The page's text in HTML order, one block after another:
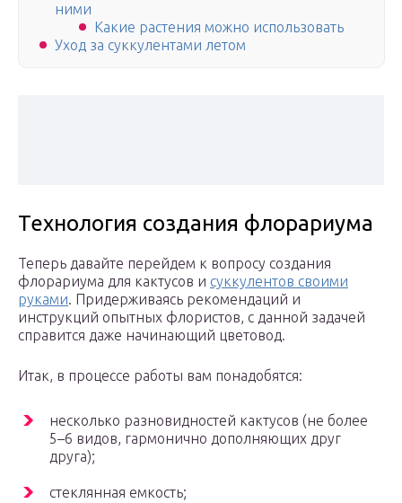
ними
Какие растения можно использовать
Уход за суккулентами летом
Технология создания флорариума
Теперь давайте перейдем к вопросу создания
флорариума для кактусов и суккулентов своими
руками. Придерживаясь рекомендаций и
инструкций опытных флористов, с данной задачей
справится даже начинающий цветовод.
Итак, в процессе работы вам понадобятся:
несколько разновидностей кактусов (не более
5–6 видов, гармонично дополняющих друг
друга);
стеклянная емкость;